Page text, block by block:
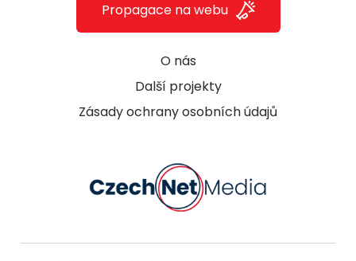
O nás
Další projekty
Zásady ochrany osobních údajů
Propagace na webu